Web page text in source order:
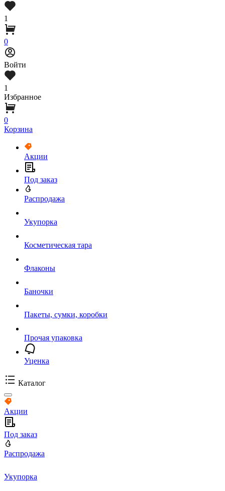
1
0
Войти
1
Избранное
0
Корзина
Акции
Под заказ
Распродажа
Укупорка
Косметическая тара
Флаконы
Баночки
Пакеты, сумки, коробки
Прочая упаковка
Уценка
Каталог
Акции
Под заказ
Распродажа
Укупорка